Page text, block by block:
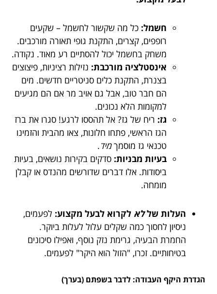
חשמל: כל מה שקשור לחשמל – שקעים
רופפים, קצרים, התקנת גופי תאורה מורכבים.
משחק בחשמל יכול להסתיים רע מאוד. נקודה.
אינסטלציה מורכבת: נזילות רציניות, פיצוצים
בצנרת, התקנת כלים סניטריים חדשים. מים
הם חבר טוב, אבל גם אויב מר אם הם מגיעים
למקומות הלא נכונים.
גז: ריח של גז? אל תהססו לרגע! סגרו את ברז
הגז הראשי, פתחו חלונות, צאו מהבית והזמינו
טכנאי גז מוסמךמיד.
בעיות מבניות: סדקים בקירות נושאים, בעיות
ביסודות. אלו דברים שדורשים מהנדס או קבלן
מומחה.
העלות שללא לקרוא לבעל מקצוע: לפעמים,
ניסיון לחסוך כמה שקלים עלול לעלות ביוקר.
החמרת הבעיה, גרימת נזק נוסף, ואפילו סיכונים
בטיחותיים. זכרו, "הזול הוא היקר" לפעמים.
הגדרת היקף העבודה: לדבר בשפתם (בערך)